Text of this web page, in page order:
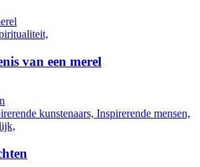
van een merel
kunstenaars, Inspirerende mensen,